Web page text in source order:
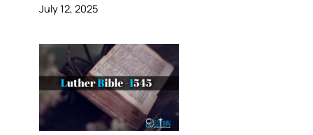
July 12, 2025